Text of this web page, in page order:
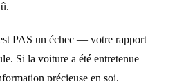
PAS un échec — votre rapport
Si la voiture a été entretenue
précieuse en soi.